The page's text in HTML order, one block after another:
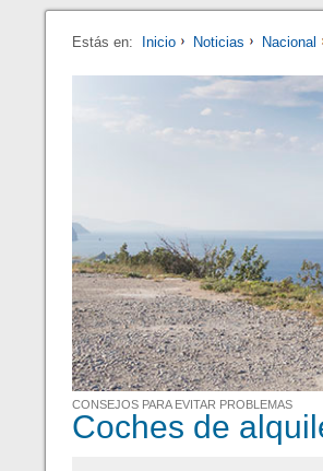
Estás en: Inicio Noticias Nacional
CONSEJOS PARA EVITAR PROBLEMAS
Coches de